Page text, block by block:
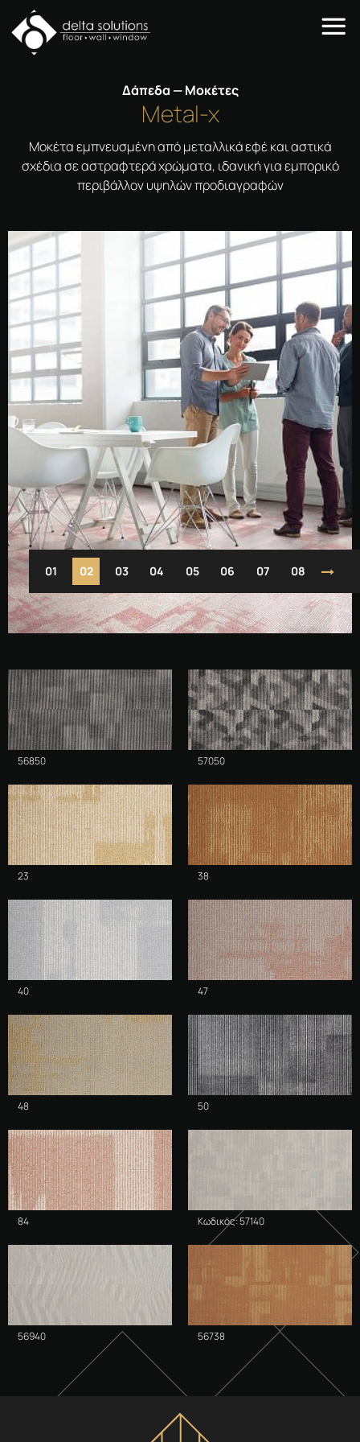
Δάπεδα — Μοκέτες
Metal-x
Μοκέτα εμπνευσμένη από μεταλλικά εφέ και αστικά
σχέδια σε αστραφτερά χρώματα, ιδανική για εμπορικό
περιβάλλον υψηλών προδιαγραφών
1 2 3 4 5 6 7 8
56850 57050
23 38
40 47
48 50
84 Κωδικός: 57140
56940 56738